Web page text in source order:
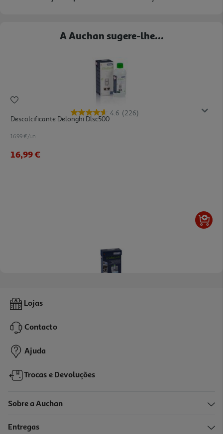
A Auchan sugere-lhe...
4.6 (226)
Descalcificante Delonghi Dlsc500
16.99 €/un
16,99 €
Kit Limpeza Coffee Care Delonghi Dlsc306
22,49 €
Lojas
Contacto
Ajuda
Trocas e Devoluções
Sobre a Auchan
Entregas